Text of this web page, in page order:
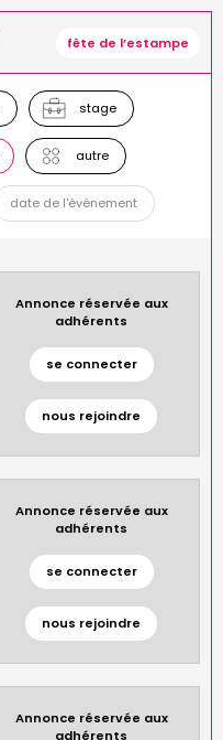
fête de l’estampe
stage
autre
date de l'événement
Annonce réservée aux
adhérents
se connecter
nous rejoindre
Annonce réservée aux
adhérents
se connecter
nous rejoindre
Annonce réservée aux
adhérents